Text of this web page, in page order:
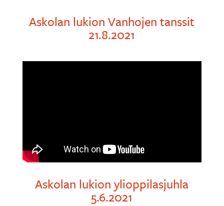
Askolan lukion Vanhojen tanssit
21.8.2021
Askolan lukion ylioppilasjuhla
5.6.2021